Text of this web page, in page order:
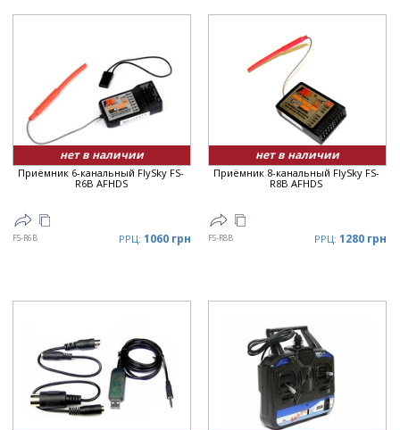
нет в наличии
Приёмник 6-канальный FlySky FS-
R6B AFHDS
FS-R6B РРЦ: 1060 грн
нет в наличии
Приёмник 8-канальный FlySky FS-
R8B AFHDS
FS-R8B РРЦ: 1280 грн